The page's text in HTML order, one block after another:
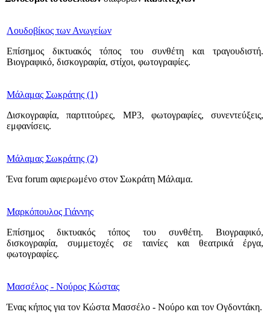
Λουδοβίκος των Ανωγείων
Επίσημος δικτυακός τόπος του συνθέτη και τραγουδιστή.
Βιογραφικό, δισκογραφία, στίχοι, φωτογραφίες.
Μάλαμας Σωκράτης (1)
Δισκογραφία, παρτιτούρες, MP3, φωτογραφίες, συνεντεύξεις,
εμφανίσεις.
Μάλαμας Σωκράτης (2)
Ένα forum αφιερωμένο στον Σωκράτη Μάλαμα.
Μαρκόπουλος Γιάννης
Επίσημος δικτυακός τόπος του συνθέτη. Βιογραφικό,
δισκογραφία, συμμετοχές σε ταινίες και θεατρικά έργα,
φωτογραφίες.
Μασσέλος - Νούρος Κώστας
Ένας κήπος για τον Κώστα Μασσέλο - Νούρο και τον Ογδοντάκη.